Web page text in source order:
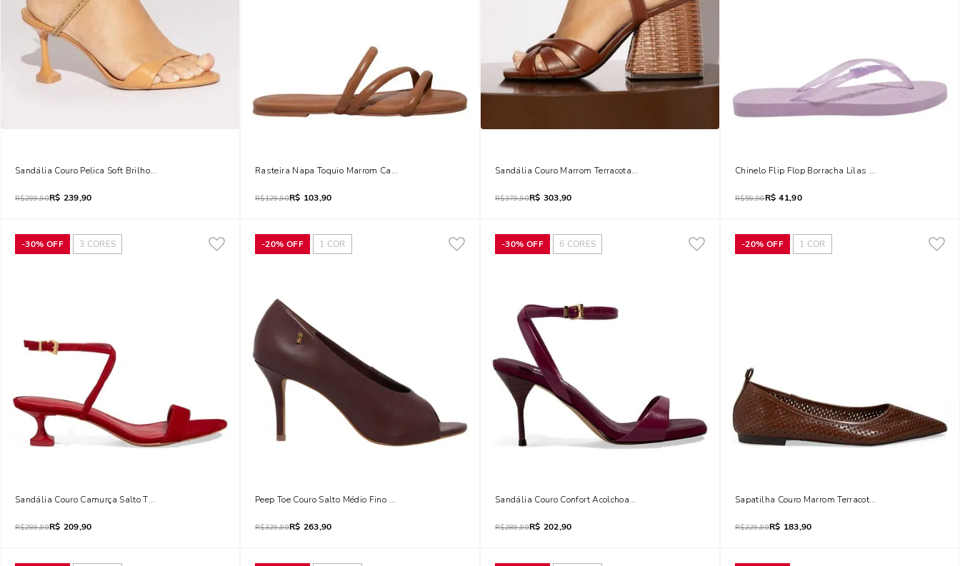
Sandália Couro Pelica Soft Brilho Strass Salto Taça Marrom Doce De Leite
R$299,90R$ 239,90
Rasteira Napa Toquio Marrom Camel Bico Quadrado
R$129,90R$ 103,90
Sandália Couro Marrom Terracota Salto Bloco Tramado
R$379,90R$ 303,90
Chinelo Flip Flop Borracha Lilas Lupine
R$59,90R$ 41,90
-30% OFF 3 CORES
Sandália Couro Camurça Salto Taça Vermelho Blood
R$299,90R$ 209,90
-20% OFF 1 COR
Peep Toe Couro Salto Médio Fino Marrom Dark
R$329,90R$ 263,90
-30% OFF 6 CORES
Sandália Couro Confort Acolchoada Salto Agulha Roxo Beterraba
R$289,90R$ 202,90
-20% OFF 1 COR
Sapatilha Couro Marrom Terracota Bico Fino Vazado
R$229,90R$ 183,90